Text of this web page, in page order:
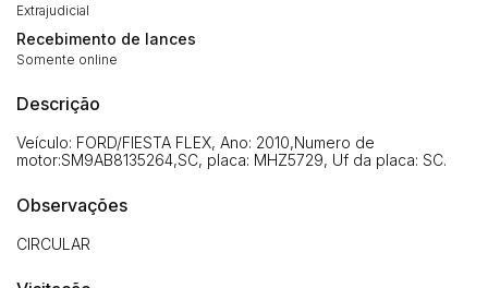
Extrajudicial
Recebimento de lances
Somente online
Descrição
Veículo: FORD/FIESTA FLEX, Ano: 2010,Numero de
motor:SM9AB8135264,SC, placa: MHZ5729, Uf da placa: SC.
Observações
CIRCULAR